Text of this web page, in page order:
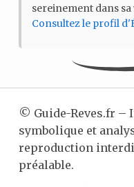
sereinement dans
Consultez le profil
© Guide-Reves.fr –
symbolique et
reproduction
préalable.